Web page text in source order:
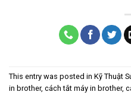
This entry was posted in Kỹ Thuật
in brother, cách tắt máy in brother,